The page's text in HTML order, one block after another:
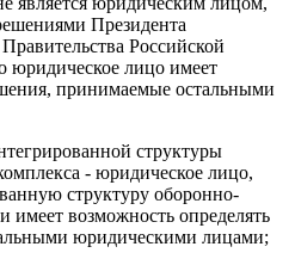
Президента
Российской
юридическое лицо имеет
принимаемые остальными
структуры
- юридическое лицо,
структуру оборонно-
возможность определять
юридическими лицами;